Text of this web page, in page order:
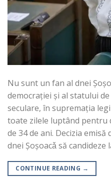
Nu sunt un fan al dnei
democrației şi al statului
seculare, în supremația
toate zilele luptând
de 34 de ani. Decizia emisă
dnei Șoșoacǎ să
CONTINUE READING →